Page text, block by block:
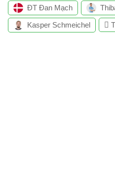
ĐT Đan Mạch
Kasper Schmeichel